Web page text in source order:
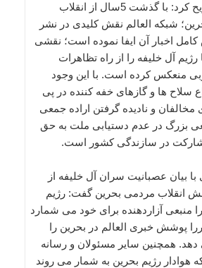
سندی در ادامه تصریح کرد: با گذشت 5سال از انقلاب
2011 در بحرین؛ شبکه العالم نقش کلیدی در نشر
اخبار آن ایفا نموده است؛ نقشی
رژیم آل خلیفه را از راه تظاهرات
منعکس کرده است. با این وجود
سلاح ها و گازهای خفه کننده در پی
و نادیده گرفتن اراده جمعی
بزرگ در عدم دستیابی ملت به حق
در سازندگی کشور است.
بیان عصبانیت سران آل خلیفه از
انقلاب مردمی بحرین گفت: رژیم
منبعی آزاردهنده برای خود می شمارد
پوشش خبری العالم در بحرین را
دهد. همچنین سایر مسئولان و رسانه
هوادار رژیم بحرین به شمار می روند